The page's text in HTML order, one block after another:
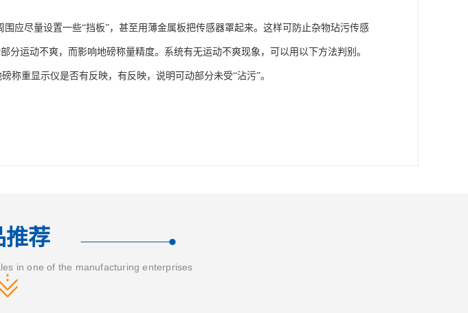
应尽量设置一些“挡板”，甚至用薄金属板把传感器罩起来。这样可防止杂物玷污传感
分运动不爽，而影响地磅称量精度。系统有无运动不爽现象，可以用以下方法判别。
称重显示仪是否有反映，有反映，说明可动部分未受“沾污”。
推荐
in one of the manufacturing enterprises